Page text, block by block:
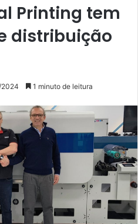
Printing tem
distribuição
1 minuto de leitura